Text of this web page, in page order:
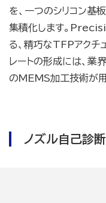
を、一つのシリコン基
集積化します。
る、精巧なTFPアクチ
レートの形成には、業
のMEMS加工技術が用
ノズル自己診